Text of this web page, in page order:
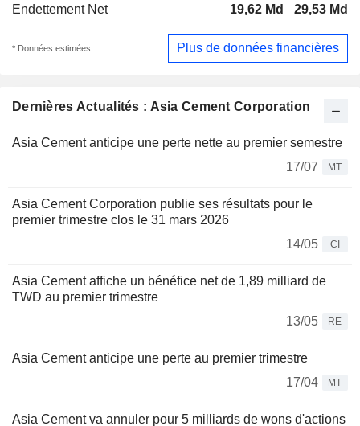
Dernières Actualités : Asia Cement Corporation
Asia Cement anticipe une perte nette au premier semestre
17/07
MT
Asia Cement Corporation publie ses résultats pour le
premier trimestre clos le 31 mars 2026
14/05
CI
Asia Cement affiche un bénéfice net de 1,89 milliard de
TWD au premier trimestre
13/05
RE
Asia Cement anticipe une perte au premier trimestre
17/04
MT
Asia Cement va annuler pour 5 milliards de wons d'actions
Endettement Net
19,62 Md 29,53 Md
* Données estimées Plus de données financières